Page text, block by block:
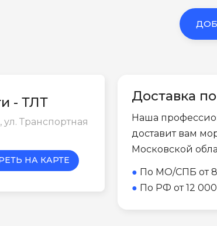
- ТЛТ
ул. Транспортная
НА КАРТЕ
Доставка
Наша
доставит вам
Московской
● По МО/СПБ от 8
● По РФ от 12